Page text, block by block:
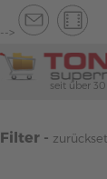
-->
seit über
Filter -